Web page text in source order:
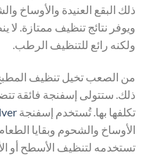
ذلك البقع العنيدة والأوساخ
ويوفر نتائج تنظيف ممتازة. لا
ولكنه رائع للتنظيف الرطب.
من الصعب تخيل تنظيف
ذلك. ستتولى إسفنجة فائقة
تكلفها بها. تُستخدم إسفنجة
الأوساخ والشحوم وبقايا
تستخدمه لتنظيف الأسطح أو